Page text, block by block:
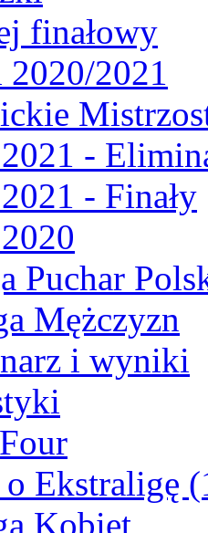
finałowy
2021
-
- Finały
Puchar
Mężczyzn
i wyniki
o Ekstraligę
Kobiet